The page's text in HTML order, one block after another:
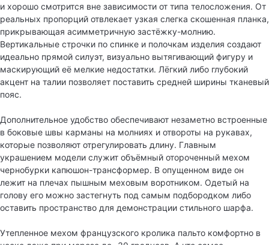
и хорошо смотрится вне зависимости от типа телосложения. От
реальных пропорций отвлекает узкая слегка скошенная планка,
прикрывающая асимметричную застёжку-молнию.
Вертикальные строчки по спинке и полочкам изделия создают
идеально прямой силуэт, визуально вытягивающий фигуру и
маскирующий её мелкие недостатки. Лёгкий либо глубокий
акцент на талии позволяет поставить средней ширины тканевый
пояс.
Дополнительное удобство обеспечивают незаметно встроенные
в боковые швы карманы на молниях и отвороты на рукавах,
которые позволяют отрегулировать длину. Главным
украшением модели служит объёмный отороченный мехом
чернобурки капюшон-трансформер. В опущенном виде он
лежит на плечах пышным меховым воротником. Одетый на
голову его можно застегнуть под самым подбородком либо
оставить пространство для демонстрации стильного шарфа.
Утепленное мехом французского кролика пальто комфортно в